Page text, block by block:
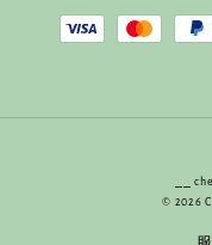
⎯⎯
© 2026